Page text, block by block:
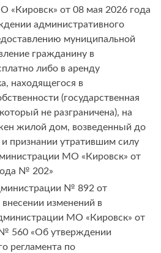
«Кировск» от 08 мая 2026 года
административного
муниципальной
гражданину в
либо в аренду
находящегося в
(государственная
не разграничена), на
жилой дом, возведенный до
признании утратившим силу
МО «Кировск» от
№ 202»
№ 892 от
изменений в
МО «Кировск» от
560 «Об утверждении
регламента по